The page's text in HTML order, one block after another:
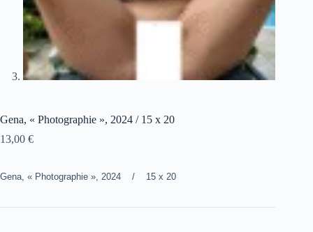
Gena, « Photographie », 2024 / 15 x 20
13,00 €
Gena, « Photographie », 2024 / 15 x 20